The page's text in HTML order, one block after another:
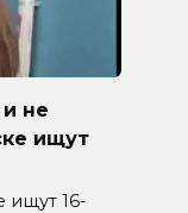
не
ищут
ищут 16-